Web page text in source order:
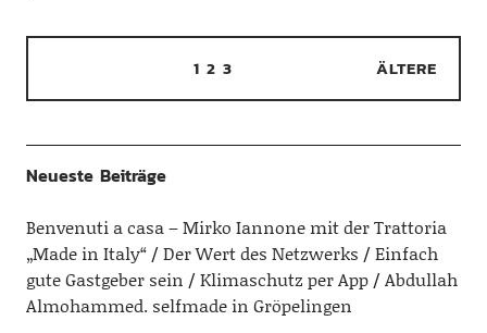
1 2 3 ÄLTERE
Neueste Beiträge
Benvenuti a casa – Mirko Iannone mit der Trattoria
„Made in Italy“
Der Wert des Netzwerks
Einfach
gute Gastgeber sein
Klimaschutz per App
Abdullah
Almohammed. selfmade in Gröpelingen